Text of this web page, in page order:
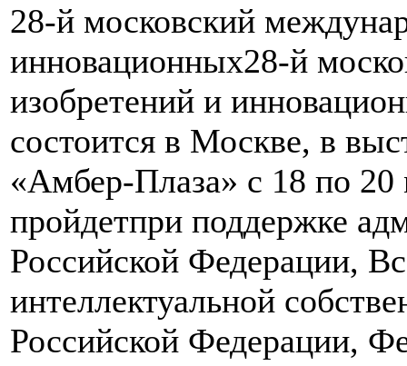
28-й московский
инновационных28-й
изобретений и
состоится в Москве, в
«Амбер-Плаза» с 18 по
пройдетпри поддержке
Российской Федерации,
интеллектуальной
Российской Федерации,